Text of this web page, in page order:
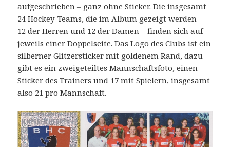
aufgeschrieben – ganz ohne Sticker. Die insgesamt
24 Hockey-Teams, die im Album gezeigt werden –
12 der Herren und 12 der Damen – finden sich auf
jeweils einer Doppelseite. Das Logo des Clubs ist ein
silberner Glitzersticker mit goldenem Rand, dazu
gibt es ein zweigeteiltes Mannschaftsfoto, einen
Sticker des Trainers und 17 mit Spielern, insgesamt
also 21 pro Mannschaft.